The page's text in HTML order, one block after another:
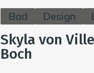
Bad Design
Skyla von
Boch